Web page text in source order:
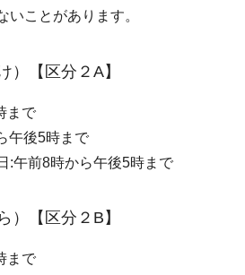
いことがあります。
）【区分２A】
まで
午後5時まで
:午前8時から午後5時まで
）【区分２B】
まで